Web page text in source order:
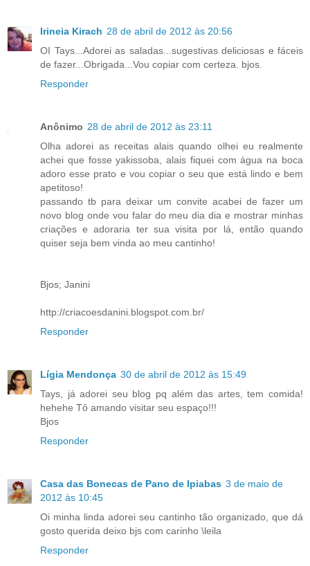
Irineia Kirach 28 de abril de 2012 às 20:56
OI Tays...Adorei as saladas...sugestivas deliciosas e fáceis
de fazer...Obrigada...Vou copiar com certeza. bjos.
Responder
Anônimo 28 de abril de 2012 às 23:11
Olha adorei as receitas alais quando olhei eu realmente
achei que fosse yakissoba, alais fiquei com água na boca
adoro esse prato e vou copiar o seu que está lindo e bem
apetitoso!
passando tb para deixar um convite acabei de fazer um
novo blog onde vou falar do meu dia dia e mostrar minhas
criações e adoraria ter sua visita por lá, então quando
quiser seja bem vinda ao meu cantinho!
Bjos; Janini
http://criacoesdanini.blogspot.com.br/
Responder
Lígia Mendonça 30 de abril de 2012 às 15:49
Tays, já adorei seu blog pq além das artes, tem comida!
hehehe Tô amando visitar seu espaço!!!
Bjos
Responder
Casa das Bonecas de Pano de Ipiabas 3 de maio de
2012 às 10:45
Oi minha linda adorei seu cantinho tão organizado, que dá
gosto querida deixo bjs com carinho \leila
Responder